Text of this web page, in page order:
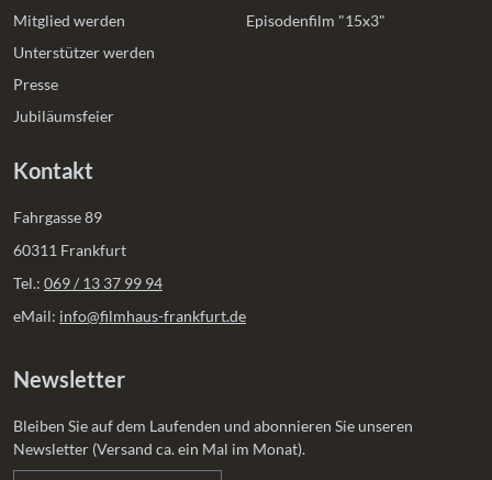
Mitglied werden
Unterstützer werden
Presse
Jubiläumsfeier
Episodenfilm "15x3"
Kontakt
Fahrgasse 89
60311 Frankfurt
Tel.: 069 / 13 37 99 94
eMail: info@filmhaus-frankfurt.de
Newsletter
Bleiben Sie auf dem Laufenden und abonnieren Sie unseren
Newsletter (Versand ca. ein Mal im Monat).